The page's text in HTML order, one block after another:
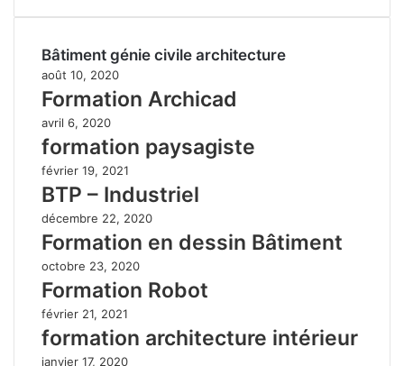
Bâtiment génie civile architecture
août 10, 2020
Formation Archicad
avril 6, 2020
formation paysagiste
février 19, 2021
BTP – Industriel
décembre 22, 2020
Formation en dessin Bâtiment
octobre 23, 2020
Formation Robot
février 21, 2021
formation architecture intérieur
janvier 17, 2020